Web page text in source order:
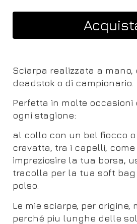
Sciarpa realizzata a mano,
deadstok o di campionario.
Perfetta in molte occasioni
ogni stagione:
al collo con un bel fiocco
cravatta, tra i capelli,
impreziosire la tua borsa,
tracolla per la tua soft
polso.
Le mie sciarpe, per origine,
perché piu lunghe delle